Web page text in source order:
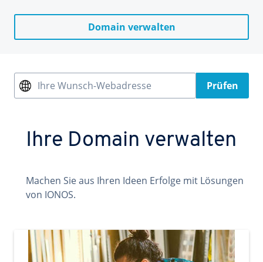
Domain verwalten
Ihre Wunsch-Webadresse Prüfen
Ihre Domain verwalten
Machen Sie aus Ihren Ideen Erfolge mit Lösungen
von IONOS.